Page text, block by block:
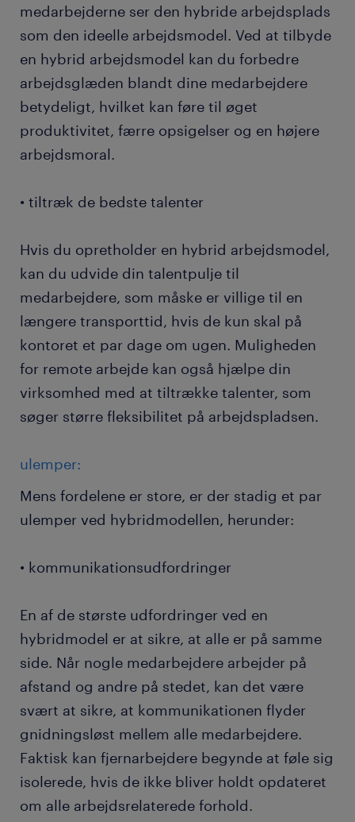
medarbejderne ser den hybride arbejdsplads
som den ideelle arbejdsmodel. Ved at tilbyde
en hybrid arbejdsmodel kan du forbedre
arbejdsglæden blandt dine medarbejdere
betydeligt, hvilket kan føre til øget
produktivitet, færre opsigelser og en højere
arbejdsmoral.
• tiltræk de bedste talenter
Hvis du opretholder en hybrid arbejdsmodel,
kan du udvide din talentpulje til
medarbejdere, som måske er villige til en
længere transporttid, hvis de kun skal på
kontoret et par dage om ugen. Muligheden
for remote arbejde kan også hjælpe din
virksomhed med at tiltrække talenter, som
søger større fleksibilitet på arbejdspladsen.
ulemper:
Mens fordelene er store, er der stadig et par
ulemper ved hybridmodellen, herunder:
• kommunikationsudfordringer
En af de største udfordringer ved en
hybridmodel er at sikre, at alle er på samme
side. Når nogle medarbejdere arbejder på
afstand og andre på stedet, kan det være
svært at sikre, at kommunikationen flyder
gnidningsløst mellem alle medarbejdere.
Faktisk kan fjernarbejdere begynde at føle sig
isolerede, hvis de ikke bliver holdt opdateret
om alle arbejdsrelaterede forhold.